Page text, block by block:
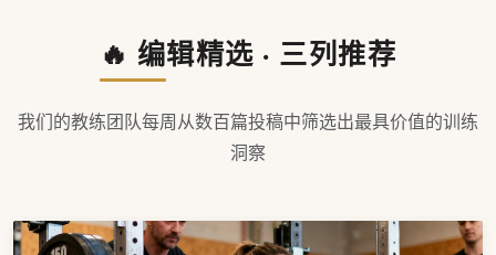
🔥 编辑精选 · 三列推荐
我们的教练团队每周从数百篇投稿中筛选出最具价值的训练
洞察